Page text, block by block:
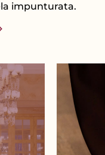
impunturata.